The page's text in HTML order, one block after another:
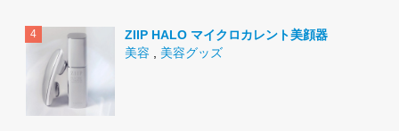
ZIIP HALO マイクロカレント美顔器
美容
美容グッズ